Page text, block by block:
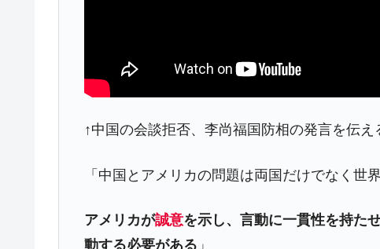
『Money1』
米国下院「韓国の公務員個人をターゲッ
する差別。許してはおかぬ
韓国半導体『SKハイニックス』2026年2Q
『Money1』 韓国･加徳島新国際空港「またも暗礁」の
発動！
↑中国の会談拒否、李尚福国防相の発言を伝
「中国とアメリカの問題は両国だけでなく世
アメリカが誠意を示し、言動に一貫性を持た
動する必要がある 」